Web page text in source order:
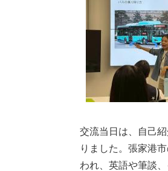
交流当日は、自己
りました。張家港
われ、英語や筆談